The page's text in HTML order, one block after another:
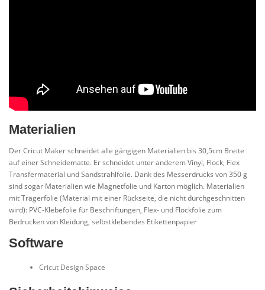
Materialien
Der Cricut Maker schneidet alle gängigen Materialien bis 30,5cm Breite
auf einer Schneidematte. Er schneidet unter anderem Vinyl, Flock, Flex
Transfermaterial und Sandstrahlfolie. Dank des Messerdrucks von 350 g
sind sogar Materialien wie Magnetfolie und Karton möglich. Materialien
mit Trägerfolie (Material mit einer Rückseite, die nicht durchgeschnitten
wird): PVC-Klebefolie für Beschriftungen, Flex- und Flockfolie zum
Bedrucken von Kleidung, selbstklebendes Etikettenpapier
Software
Cricut Design Space